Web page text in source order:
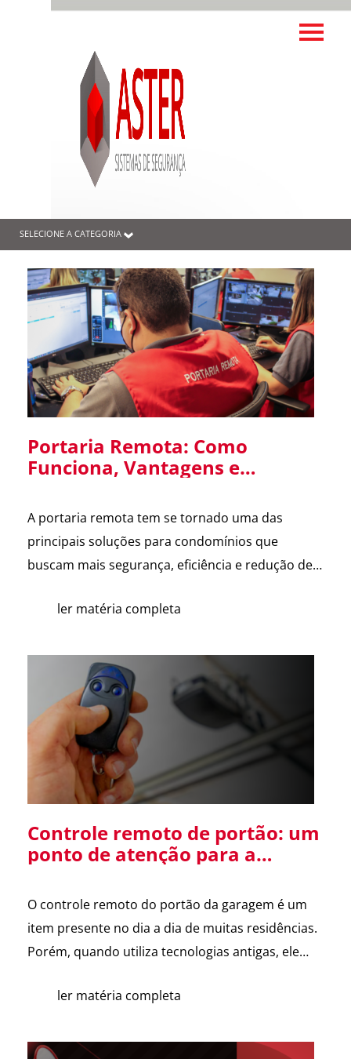
SELECIONE A CATEGORIA
Portaria Remota: Como
Funciona, Vantagens e
Condomínios
A portaria remota tem se tornado uma das
principais soluções para condomínios que
buscam mais segurança, eficiência e redução de
dificuldade na contratação de mão de obra, cada
avaliando essa alternativa. Para esclarecer as
principais dúvidas, reunimos cortes do nosso
Diretor […]
ler matéria completa
Controle remoto de portão: um
ponto de atenção para a
O controle remoto do portão da garagem é um
item presente no dia a dia de muitas residências.
Porém, quando utiliza tecnologias antigas, ele
segurança. Alguns sistemas de portões
seja, o controle envia sempre o mesmo sinal para
ler matéria completa